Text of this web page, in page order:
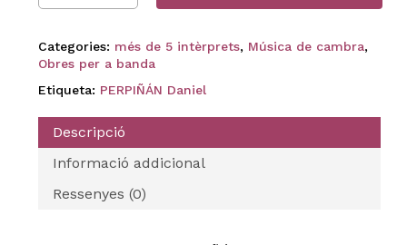
Categories: més de 5 intèrprets, Música de cambra,
Obres per a banda
Etiqueta: PERPIÑÁN Daniel
Descripció
Informació addicional
Ressenyes (0)